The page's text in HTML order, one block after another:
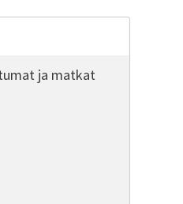
ja matkat